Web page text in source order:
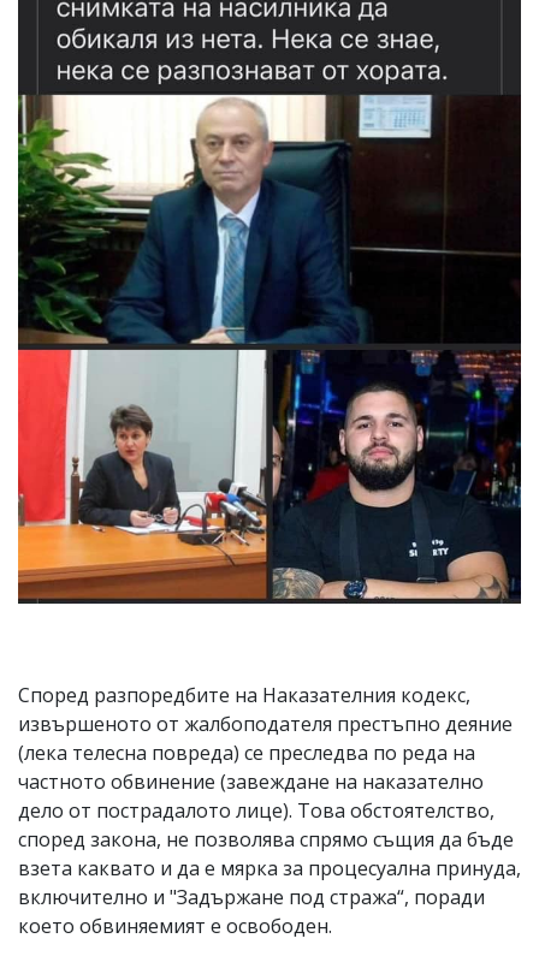
Според разпоредбите на Наказателния кодекс,
извършеното от жалбоподателя престъпно деяние
(лека телесна повреда) се преследва по реда на
частното обвинение (завеждане на наказателно
дело от пострадалото лице). Това обстоятелство,
според закона, не позволява спрямо същия да бъде
взета каквато и да е мярка за процесуална принуда,
включително и "Задържане под стража“, поради
което обвиняемият е освободен.